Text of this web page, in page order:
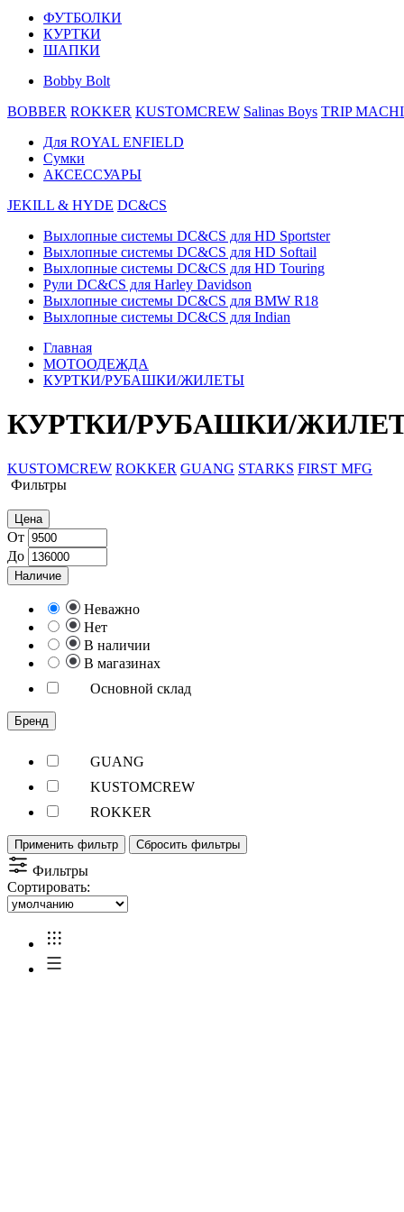
ФУТБОЛКИ
КУРТКИ
ШАПКИ
Bobby Bolt
BOBBER ROKKER KUSTOMCREW Salinas Boys TRIP
Для ROYAL ENFIELD
Сумки
АКСЕССУАРЫ
JEKILL & HYDE DC&CS
Выхлопные системы DC&CS для HD Sportster
Выхлопные системы DC&CS для HD Softail
Выхлопные системы DC&CS для HD Touring
Рули DC&CS для Harley Davidson
Выхлопные системы DC&CS для BMW R18
Выхлопные системы DC&CS для Indian
Главная
МОТООДЕЖДА
КУРТКИ/РУБАШКИ/ЖИЛЕТЫ
КУРТКИ/РУБАШКИ/
KUSTOMCREW ROKKER GUANG STARKS FIRST MFG
Фильтры
Цена
От
До
Наличие
Неважно
Нет
В наличии
В магазинах
Основной склад
Бренд
GUANG
KUSTOMCREW
ROKKER
Применить фильтр Сбросить фильтры
Фильтры
Сортировать: